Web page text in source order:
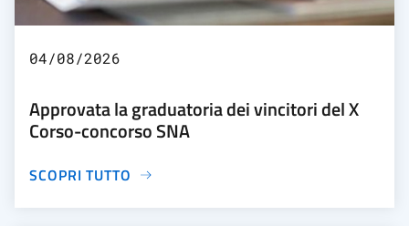
04/08/2026
Approvata la graduatoria dei vincitori del X
Corso-concorso SNA
SCOPRI TUTTO